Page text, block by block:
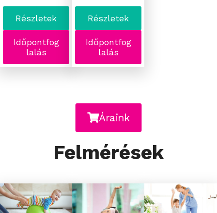
Részletek
Időpontfog
lalás
Részletek
Időpontfog
lalás
Áraink
Felmérések